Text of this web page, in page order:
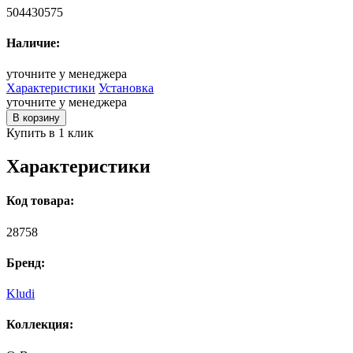
504430575
Наличие:
уточните у менеджера
Характеристики Установка
уточните у менеджера
В корзину
Купить в 1 клик
Характеристики
Код товара:
28758
Бренд:
Kludi
Коллекция: